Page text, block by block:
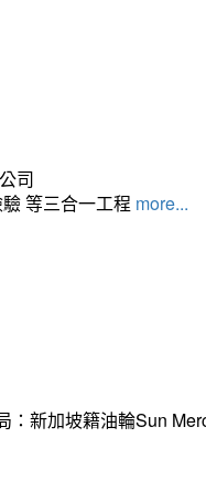
司
等三合一工程 more...
：新加坡籍油輪Sun